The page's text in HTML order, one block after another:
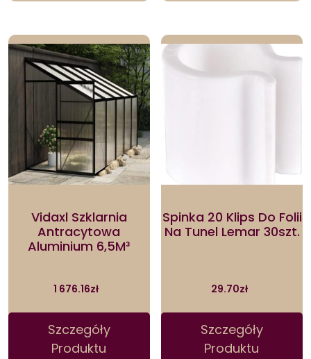
Vidaxl Szklarnia
Antracytowa
Aluminium 6,5M³
1 676.16zł
Szczegóły
Produktu
Spinka 20 Klips Do Folii
Na Tunel Lemar 30szt.
29.70zł
Szczegóły
Produktu